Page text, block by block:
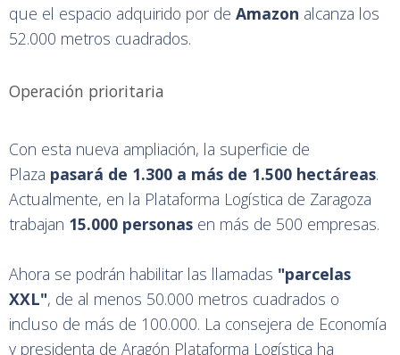
que el espacio adquirido por de Amazon alcanza los
52.000 metros cuadrados.
Operación prioritaria
Con esta nueva ampliación, la superficie de
Plaza pasará de 1.300 a más de 1.500 hectáreas.
Actualmente, en la Plataforma Logística de Zaragoza
trabajan 15.000 personas en más de 500 empresas.
Ahora se podrán habilitar las llamadas "parcelas
XXL", de al menos 50.000 metros cuadrados o
incluso de más de 100.000. La consejera de Economía
y presidenta de Aragón Plataforma Logística ha